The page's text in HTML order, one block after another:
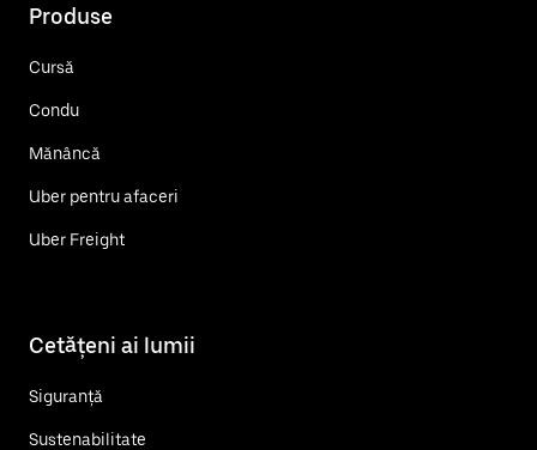
Produse
Cursă
Condu
Mănâncă
Uber pentru afaceri
Uber Freight
Cetățeni ai lumii
Siguranță
Sustenabilitate